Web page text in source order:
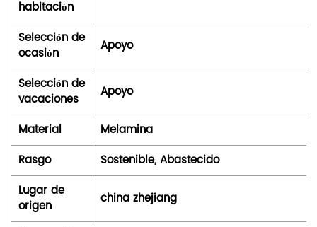
habitación
Selección de
ocasión
Apoyo
Selección de
vacaciones
Apoyo
Material
Melamina
Rasgo
Sostenible, Abastecido
Lugar de
origen
china zhejiang